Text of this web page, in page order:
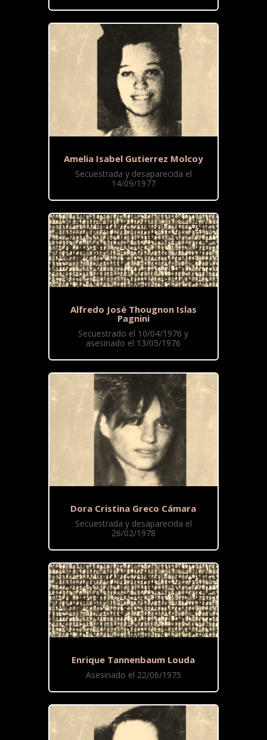
Amelia Isabel Gutierrez Molcoy
Secuestrada y desaparecida el
14/09/1977
Alfredo José Thougnon Islas
Pagnini
Secuestrado el 10/04/1976 y
asesinado el 13/05/1976
Dora Cristina Greco Cámara
Secuestrada y desaparecida el
26/02/1978
Enrique Tannenbaum Louda
Asesinado el 22/06/1975